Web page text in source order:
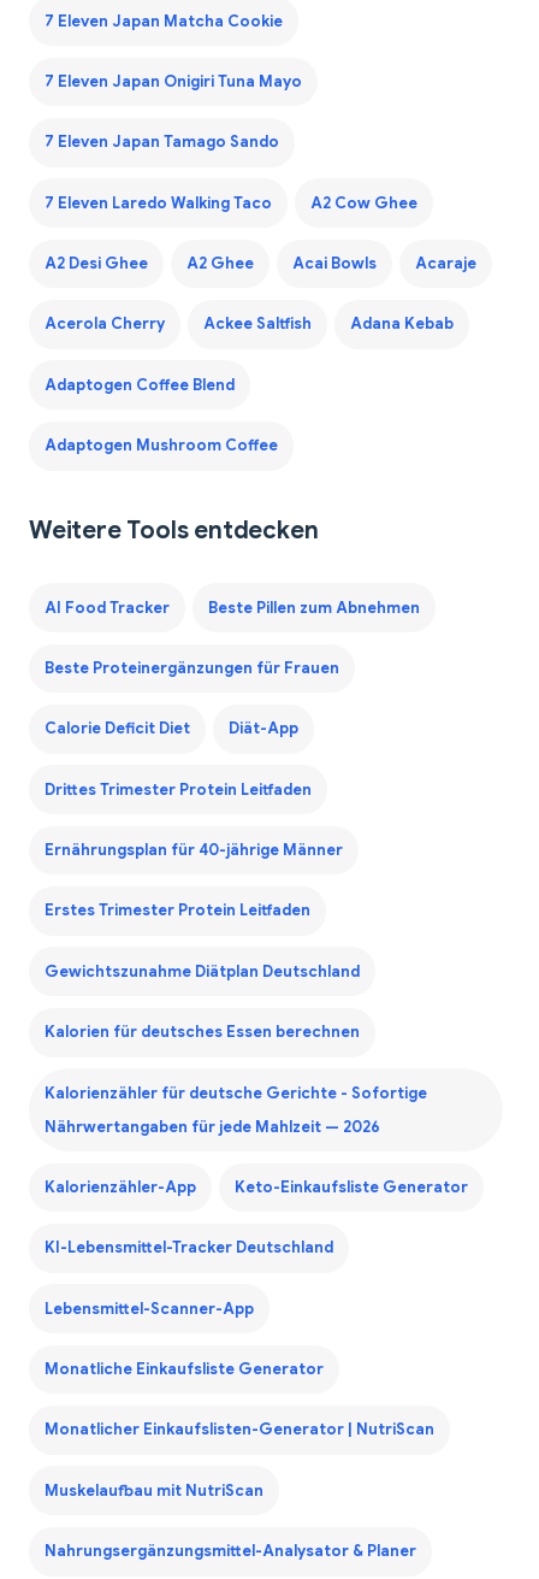
7 Eleven Japan Matcha Cookie
7 Eleven Japan Onigiri Tuna Mayo
7 Eleven Japan Tamago Sando
7 Eleven Laredo Walking Taco A2 Cow Ghee
A2 Desi Ghee A2 Ghee Acai Bowls Acaraje
Acerola Cherry Ackee Saltfish Adana Kebab
Adaptogen Coffee Blend
Adaptogen Mushroom Coffee
Weitere Tools entdecken
AI Food Tracker Beste Pillen zum Abnehmen
Beste Proteinergänzungen für Frauen
Calorie Deficit Diet Diät-App
Drittes Trimester Protein Leitfaden
Ernährungsplan für 40-jährige Männer
Erstes Trimester Protein Leitfaden
Gewichtszunahme Diätplan Deutschland
Kalorien für deutsches Essen berechnen
Kalorienzähler für deutsche Gerichte - Sofortige
Nährwertangaben für jede Mahlzeit — 2026
Kalorienzähler-App Keto-Einkaufsliste Generator
KI-Lebensmittel-Tracker Deutschland
Lebensmittel-Scanner-App
Monatliche Einkaufsliste Generator
Monatlicher Einkaufslisten-Generator | NutriScan
Muskelaufbau mit NutriScan
Nahrungsergänzungsmittel-Analysator & Planer